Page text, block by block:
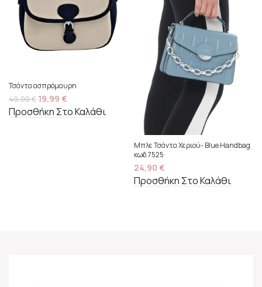
Τσάντα ασπρόμαυρη
40,00€ 19,99 €
Προσθήκη Στο Καλάθι
Μπλε Τσάντα Χεριού- Blue Handbag
κωδ.7525
24,90 €
Προσθήκη Στο Καλάθι